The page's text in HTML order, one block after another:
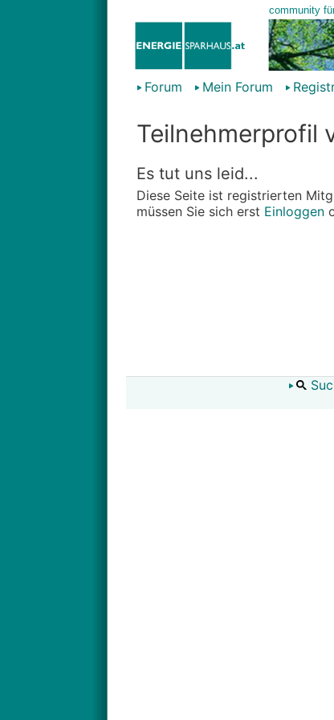
Forum Mein Forum
Teilnehmerprofil
Es tut uns leid...
Diese Seite ist registrierten
müssen Sie sich erst Einloggen